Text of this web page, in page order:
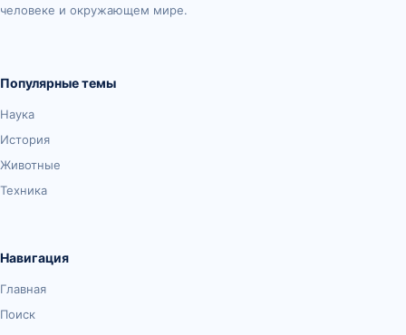
человеке и окружающем мире.
Популярные темы
Наука
История
Животные
Техника
Навигация
Главная
Поиск